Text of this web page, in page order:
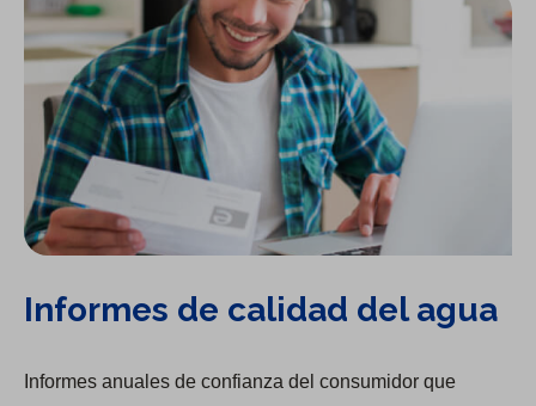
Informes de calidad del agua
Informes anuales de confianza del consumidor que